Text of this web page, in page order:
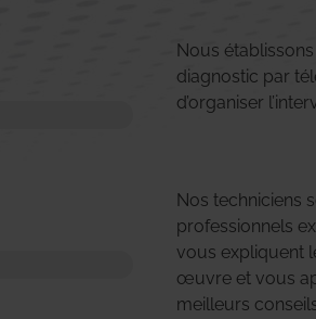
Nous
diagnostic par
d’organiser
Nos techniciens
professionnels
vous expliquent
œuvre et vous
meilleurs